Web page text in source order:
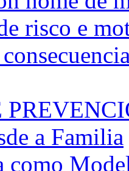
risco e
a Familia
como